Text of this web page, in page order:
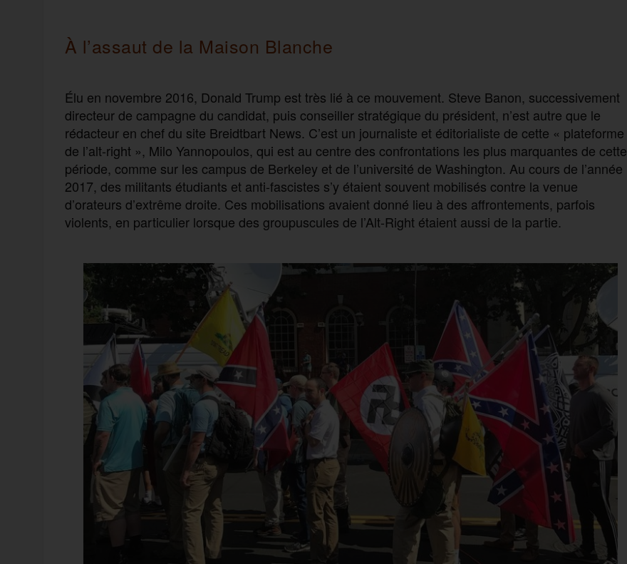
À l’assaut de la Maison Blanche
Élu en novembre 2016, Donald Trump est très lié à ce mouvement. Steve Banon, successivement
directeur de campagne du candidat, puis conseiller stratégique du président, n’est autre que le
rédacteur en chef du site Breidtbart News. C’est un journaliste et éditorialiste de cette « plateforme
de l’alt-right », Milo Yannopoulos, qui est au centre des confrontations les plus marquantes de cette
période, comme sur les campus de Berkeley et de l’université de Washington. Au cours de l’année
2017, des militants étudiants et anti-fascistes s’y étaient souvent mobilisés contre la venue
d’orateurs d’extrême droite. Ces mobilisations avaient donné lieu à des affrontements, parfois
violents, en particulier lorsque des groupuscules de l’Alt-Right étaient aussi de la partie.